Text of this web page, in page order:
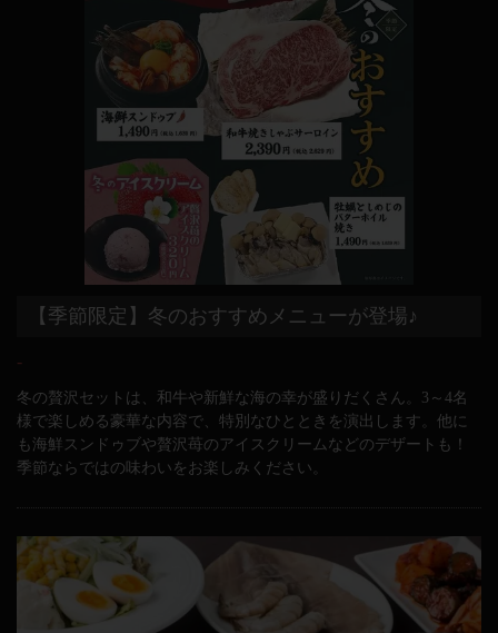
【季節限定】冬のおすすめメニューが登場♪
-
冬の贅沢セットは、和牛や新鮮な海の幸が盛りだくさん。3～4名
様で楽しめる豪華な内容で、特別なひとときを演出します。他に
も海鮮スンドゥブや贅沢苺のアイスクリームなどのデザートも！
季節ならではの味わいをお楽しみください。